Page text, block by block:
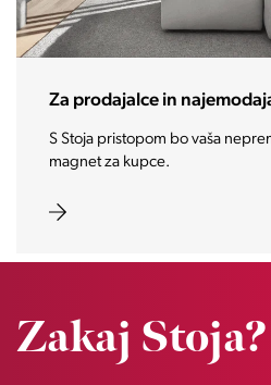
Za prodajalce in
S Stoja pristopom bo vaša
magnet za kupce.
Zakaj Stoja?